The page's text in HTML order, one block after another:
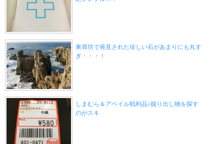
東尋坊で発見された珍しい石があまりにも丸す
ぎ・・・！
しまむら＆アベイル戦利品♪掘り出し物を探す
のがスキ